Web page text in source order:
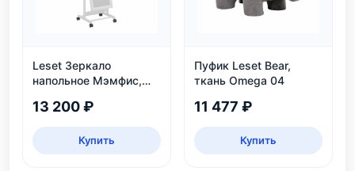
Leset Зеркало
напольное Мэмфис,
13 200 ₽
Купить
Пуфик Leset Bear,
ткань Omega 04
11 477 ₽
Купить